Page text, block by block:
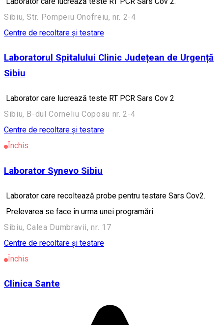
Sibiu, Str. Pompeiu Onofreiu, nr. 2-4
Centre de recoltare și testare
Laboratorul Spitalului Clinic Județean de Urgență
Sibiu
Laborator care lucrează teste RT PCR Sars Cov 2
Sibiu, B-dul Corneliu Coposu nr. 2-4
Centre de recoltare și testare
Închis
Laborator Synevo Sibiu
Laborator care recoltează probe pentru testare Sars Cov2.
Prelevarea se face în urma unei programări.
Sibiu, Calea Dumbravii, nr. 17
Centre de recoltare și testare
Închis
Clinica Sante